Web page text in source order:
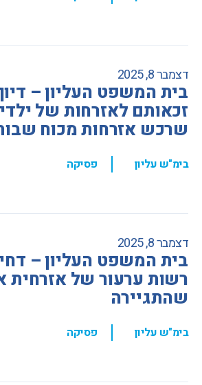
דצמבר 8, 2025
בית המשפט העליון –
זכאותם לאזרחות של
שרכש אזרחות מכוח
בימ"ש עליון , פסיקה
דצמבר 8, 2025
בית המשפט העליון –
רשות ערעור של אזרחית
שהתגיירה
בימ"ש עליון , פסיקה